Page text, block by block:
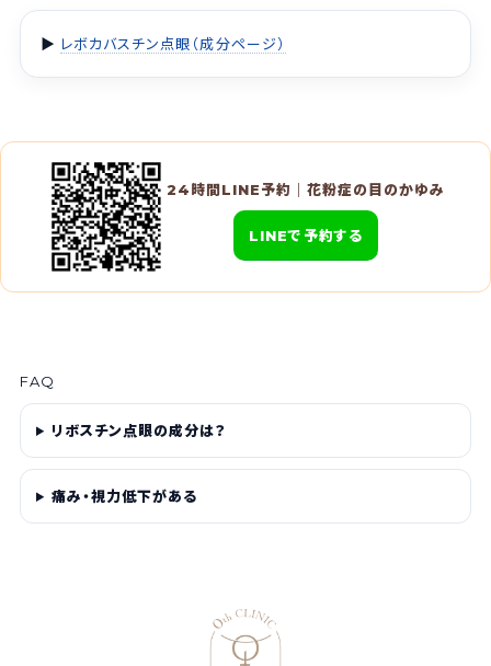
▶ レボカバスチン点眼（成分ページ）
24時間LINE予約｜花粉症の目のかゆみ
LINEで予約する
FAQ
リボスチン点眼の成分は？
痛み・視力低下がある